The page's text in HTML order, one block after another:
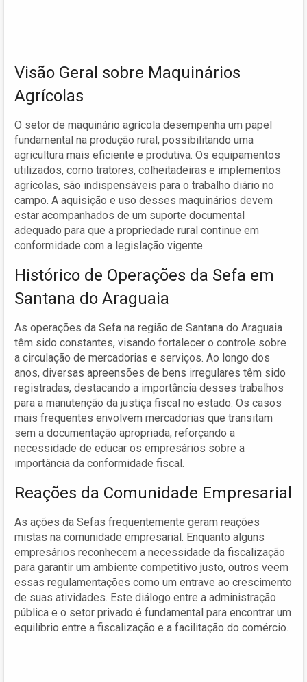
Visão Geral sobre Maquinários
Agrícolas
O setor de maquinário agrícola desempenha um papel
fundamental na produção rural, possibilitando uma
agricultura mais eficiente e produtiva. Os equipamentos
utilizados, como tratores, colheitadeiras e implementos
agrícolas, são indispensáveis para o trabalho diário no
campo. A aquisição e uso desses maquinários devem
estar acompanhados de um suporte documental
adequado para que a propriedade rural continue em
conformidade com a legislação vigente.
Histórico de Operações da Sefa em
Santana do Araguaia
As operações da Sefa na região de Santana do Araguaia
têm sido constantes, visando fortalecer o controle sobre
a circulação de mercadorias e serviços. Ao longo dos
anos, diversas apreensões de bens irregulares têm sido
registradas, destacando a importância desses trabalhos
para a manutenção da justiça fiscal no estado. Os casos
mais frequentes envolvem mercadorias que transitam
sem a documentação apropriada, reforçando a
necessidade de educar os empresários sobre a
importância da conformidade fiscal.
Reações da Comunidade Empresarial
As ações da Sefas frequentemente geram reações
mistas na comunidade empresarial. Enquanto alguns
empresários reconhecem a necessidade da fiscalização
para garantir um ambiente competitivo justo, outros veem
essas regulamentações como um entrave ao crescimento
de suas atividades. Este diálogo entre a administração
pública e o setor privado é fundamental para encontrar um
equilíbrio entre a fiscalização e a facilitação do comércio.